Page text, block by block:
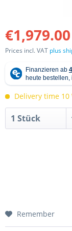
Prices incl. VAT plus
Delivery time 10
Remember